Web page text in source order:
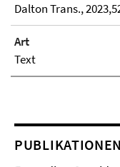
Dalton Trans.,
Art
Text
PUBLIKATIONEN